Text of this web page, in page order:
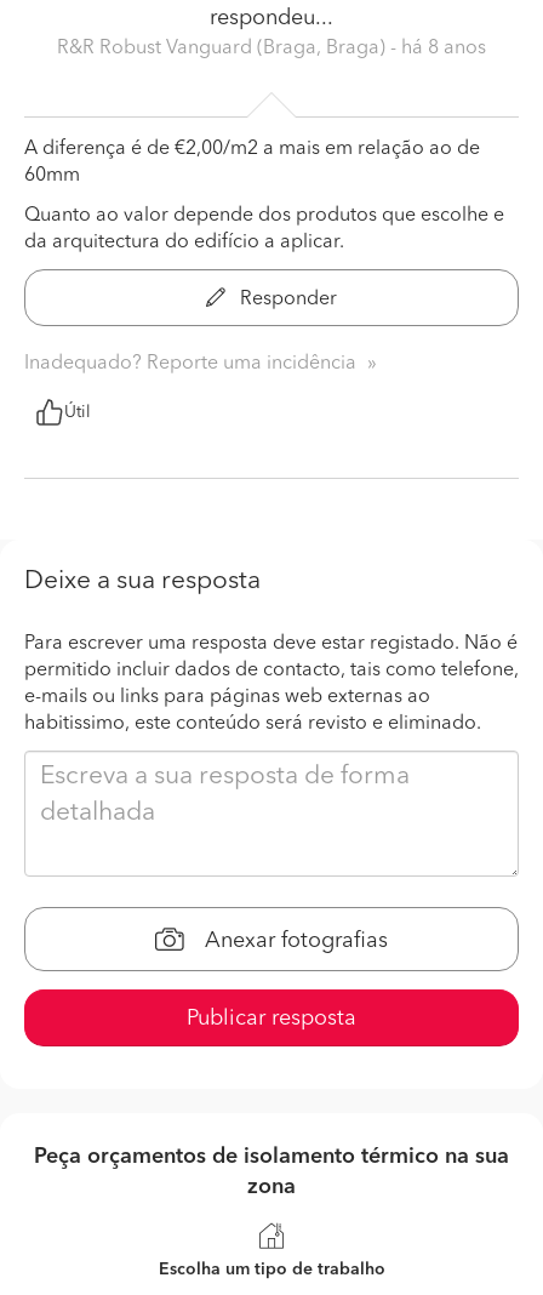
respondeu...
R&R Robust Vanguard (Braga, Braga) - há 8 anos
A diferença é de €2,00/m2 a mais em relação ao de
60mm
Quanto ao valor depende dos produtos que escolhe e
da arquitectura do edifício a aplicar.
Responder
Inadequado? Reporte uma incidência
Útil
Deixe a sua resposta
Para escrever uma resposta deve estar registado. Não é
permitido incluir dados de contacto, tais como telefone,
e-mails ou links para páginas web externas ao
habitissimo, este conteúdo será revisto e eliminado.
Anexar fotografias
Publicar resposta
Peça orçamentos de isolamento térmico na sua
zona
Escolha um tipo de trabalho